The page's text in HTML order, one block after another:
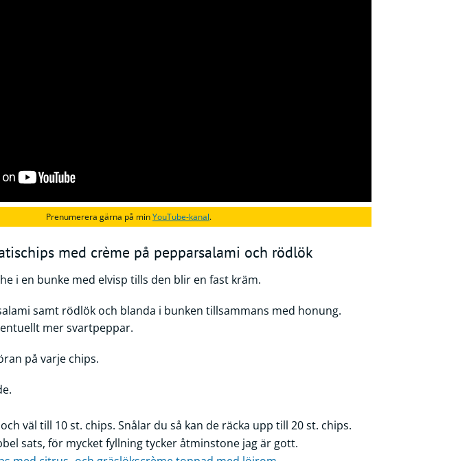
Prenumerera gärna på minYouTube-kanal.
med crème på pepparsalami och rödlök
i en bunke med elvisp tills den blir en fast kräm.
samt rödlök och blanda i bunken tillsammans med honung.
mer svartpeppar.
på varje chips.
väl till 10 st. chips. Snålar du så kan de räcka upp till 20 st. chips.
sats, för mycket fyllning tycker åtminstone jag är gott.